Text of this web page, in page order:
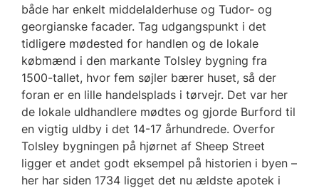
både har enkelt middelalderhuse og Tudor- og
georgianske facader. Tag udgangspunkt i det
tidligere mødested for handlen og de lokale
købmænd i den markante Tolsley bygning fra
1500-tallet, hvor fem søjler bærer huset, så der
foran er en lille handelsplads i tørvejr. Det var her
de lokale uldhandlere mødtes og gjorde Burford til
en vigtig uldby i det 14-17 århundrede. Overfor
Tolsley bygningen på hjørnet af Sheep Street
ligger et andet godt eksempel på historien i byen –
her har siden 1734 ligget det nu ældste apotek i